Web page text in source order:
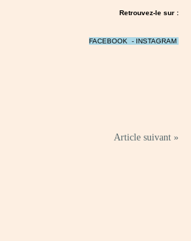
Retrouvez-le sur :
FACEBOOK - INSTAGRAM
Article suivant »